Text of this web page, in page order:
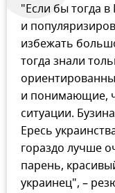
"Если бы тогда
и
избежать
тогда знали
и понимающие,
ситуации.
Ересь
гораздо лучше
парень,
украинец", –